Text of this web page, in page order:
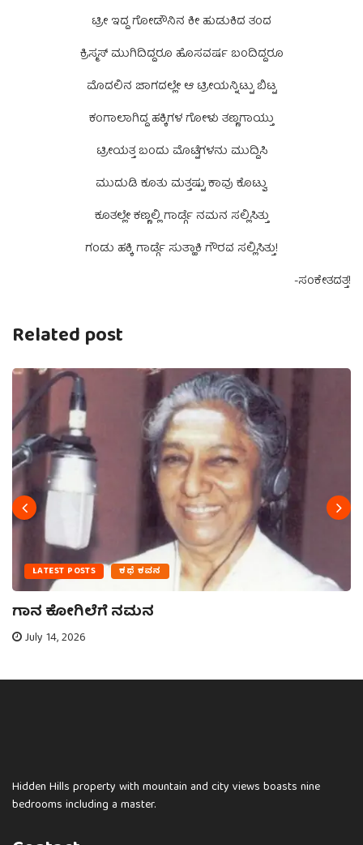
ಟ್ರೀ ಇದ್ದ ಗೋಡೌನಿನ ಕೀ ಹುಡುಕಿದ ತಂದ
ಕ್ರಿಸ್ಮಸ್ ಮುಗಿದಿದ್ದರೂ ಹೊಸವರ್ಷ ಬಂದಿದ್ದರೂ
ಮೊದಲಿನ ಜಾಗದಲ್ಲೇ ಆ ಟ್ರೀಯನ್ನಿಟ್ಟು ಬಿಟ್ಟ
ಕಂಗಾಲಾಗಿದ್ದ ಹಕ್ಕಿಗಳ ಗೋಳು ತಣ್ಣಗಾಯ್ತು
ಟ್ರೀಯತ್ತ ಬಂದು ಮೊಟ್ಟೆಗಳನು ಮುದ್ದಿಸಿ
ಮುದುಡಿ ಕೂತು ಮತ್ತಷ್ಟು ಕಾವು ಕೊಟ್ವು
ಕೂತಲ್ಲೇ ಕಣ್ಣಲ್ಲಿ ಗಾರ್ಡ್ಗೆ ನಮನ ಸಲ್ಲಿಸಿತ್ತು
ಗಂಡು ಹಕ್ಕಿ ಗಾರ್ಡ್ಗೆ ಸುತ್ಹಾಕಿ ಗೌರವ ಸಲ್ಲಿಸಿತ್ತು!
-ಸಂಕೇತದತ್ತ!
Related post
LATEST POSTS ಕಥೆ ಕವನ
ಗಾನ ಕೋಗಿಲೆಗೆ ನಮನ
July 14, 2026
Hidden Hills property with mountain and city views boasts nine
bedrooms including a master.